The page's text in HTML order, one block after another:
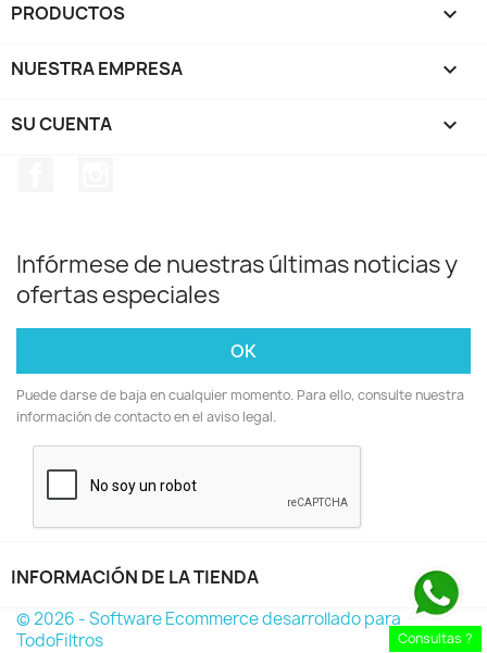
PRODUCTOS 
NUESTRA EMPRESA 
SU CUENTA 
Infórmese de nuestras últimas noticias y
ofertas especiales
Puede darse de baja en cualquier momento. Para ello, consulte nuestra
información de contacto en el aviso legal.
INFORMACIÓN DE LA TIENDA keyboard_arrow_down
© 2026 - Software Ecommerce desarrollado para
TodoFiltros
Consultas ?